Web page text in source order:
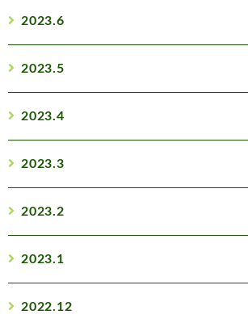
2023.6
2023.5
2023.4
2023.3
2023.2
2023.1
2022.12